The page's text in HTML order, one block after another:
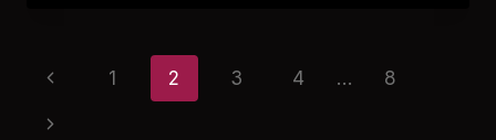
1 2 3 4 … 8